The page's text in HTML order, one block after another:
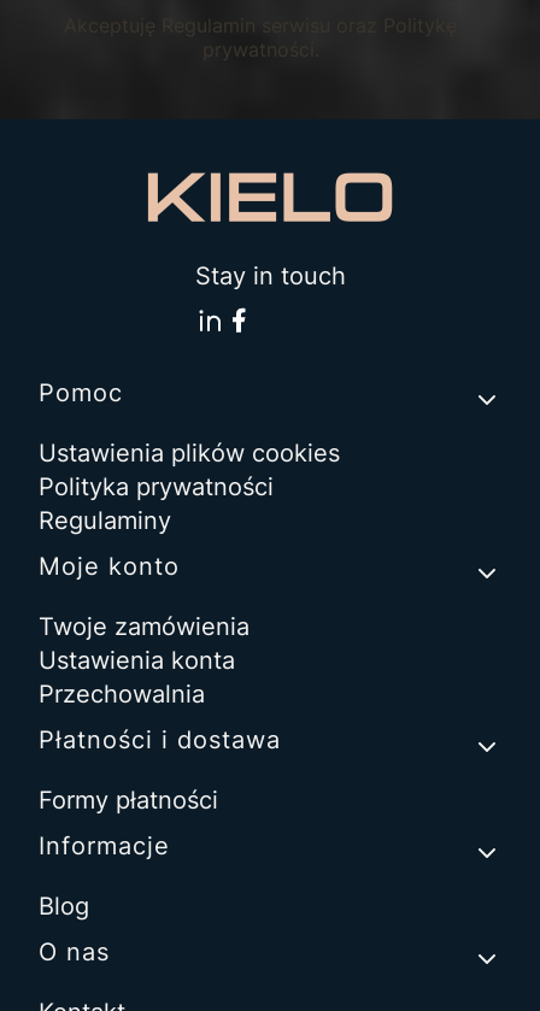
Akceptuję Regulamin serwisu oraz Politykę
prywatności.
Stay in touch
Linki w stopce
Pomoc
Ustawienia plików cookies
Polityka prywatności
Regulaminy
Moje konto
Twoje zamówienia
Ustawienia konta
Przechowalnia
Płatności i dostawa
Formy płatności
Informacje
Blog
O nas